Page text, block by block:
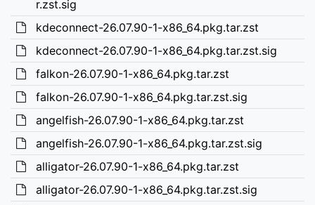
r.zst.sig
kdeconnect-26.07.90-1-x86_64.pkg.tar.zst
kdeconnect-26.07.90-1-x86_64.pkg.tar.zst.sig
falkon-26.07.90-1-x86_64.pkg.tar.zst
falkon-26.07.90-1-x86_64.pkg.tar.zst.sig
angelfish-26.07.90-1-x86_64.pkg.tar.zst
angelfish-26.07.90-1-x86_64.pkg.tar.zst.sig
alligator-26.07.90-1-x86_64.pkg.tar.zst
alligator-26.07.90-1-x86_64.pkg.tar.zst.sig